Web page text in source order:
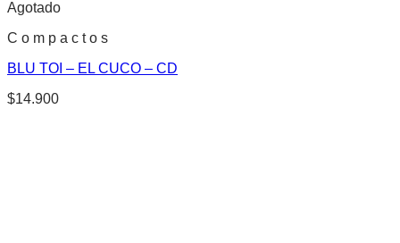
Agotado
C o m p a c t o s
BLU TOI – EL CUCO – CD
$14.900